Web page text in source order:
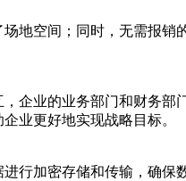
地空间；同时，无需报销
企业的业务部门和财务部
业更好地实现战略目标。
行加密存储和传输，确保